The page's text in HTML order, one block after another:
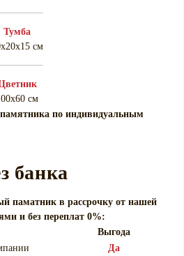
Тумба
см
см
по индивидуальным
банка
паматник в рассрочку от нашей
и без переплат 0%:
Выгода
Да